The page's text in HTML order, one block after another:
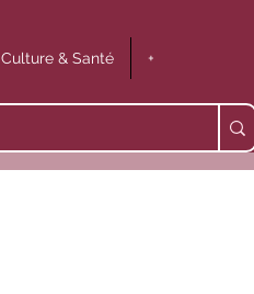
Culture & Santé +